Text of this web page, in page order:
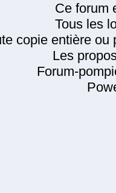
Ce forum
Tous les
copie entière
Les
Forum-